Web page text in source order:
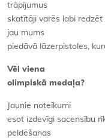
trāpījumus
skatītāji varēs labi
jau mums
piedāvā lāzerpistoles,
Vēl viena
olimpiskā medaļa?
Jaunie noteikumi
esot izdevīgi sacensību
peldēšanas